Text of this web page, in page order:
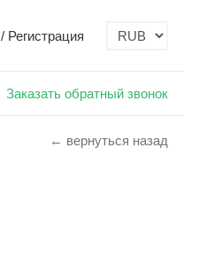
/ Регистрация
Заказать обратный звонок
← вернуться назад